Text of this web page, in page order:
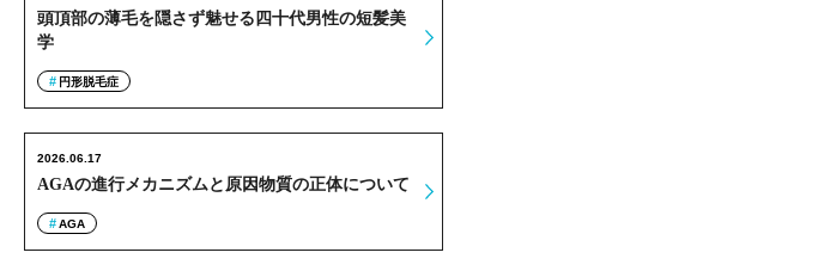
頭頂部の薄毛を隠さず魅せる四十代男性の短髪美
学
円形脱毛症
AGAの進行メカニズムと原因物質の正体について
2026.06.17
AGA